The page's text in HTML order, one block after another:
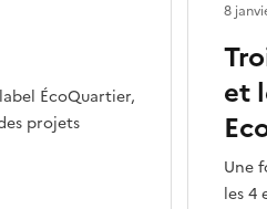
ÉcoQuartier,
projets
et
Une
les 4
8